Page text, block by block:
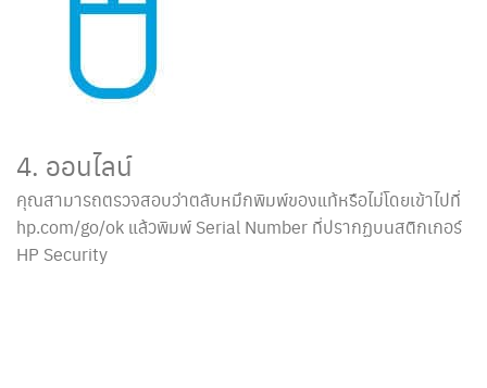
4. ออนไลน์
คุณสามารถตรวจสอบว่าตลับหมึกพิมพ์ของแท้หรือไม่โดยเข้าไปที่
hp.com/go/ok แล้วพิมพ์ Serial Number ที่ปรากฏบนสติกเกอร์
HP Security